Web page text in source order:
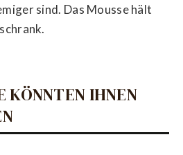
sind. Das Mousse hält
KÖNNTEN IHNEN